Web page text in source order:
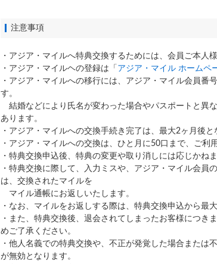
注意事項
・アジア・マイルへ特典交換するためには、会員ご本人
・アジア・マイルヘの登録は「 アジア・マイル ホームペ
・アジア・マイルへの移行には、アジア・マイル会員番
す。
結婚などにより氏名が変わった場合やパスポートと異
あります。
・アジア・マイルへの交換手続き完了は、最大2ヶ月後と
・アジア・マイルへの交換は、ひと月に50口まで、ご利
・特典交換申込後、特典の変更や取り消しには応じかねま
・特典交換に際して、入力ミスや、アジア・マイル会
は、交換されたマイルを
マイル通帳にお返しいたします。
・なお、マイルをお返しする際は、特典交換申込から最
・また、特典交換後、退会されてしまったお客様につき
めご了承ください。
・他人名義での特典交換や、不正が発覚した場合また
が無効となります。